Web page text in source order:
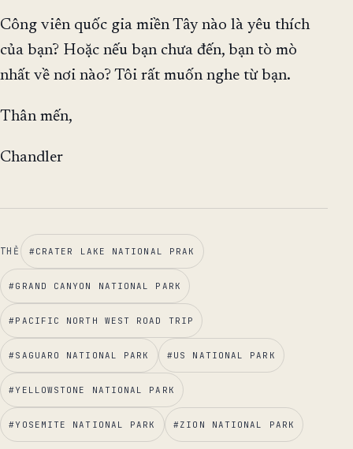
Công viên quốc gia miền Tây nào là yêu thích
của bạn? Hoặc nếu bạn chưa đến, bạn tò mò
nhất về nơi nào? Tôi rất muốn nghe từ bạn.
Thân mến,
Chandler
THẺ #CRATER LAKE NATIONAL PRAK
#GRAND CANYON NATIONAL PARK
#PACIFIC NORTH WEST ROAD TRIP
#SAGUARO NATIONAL PARK #US NATIONAL PARK
#YELLOWSTONE NATIONAL PARK
#YOSEMITE NATIONAL PARK #ZION NATIONAL PARK